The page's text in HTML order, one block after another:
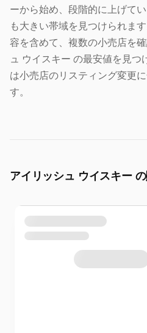
ーから始め、段階的に上げて
も大きい帯域を見つけられま
容を含めて、複数の小売店を
ュ ウイスキー の最安値を見つ
は小売店のリスティング変更
す。
アイリッシュ ウイスキー